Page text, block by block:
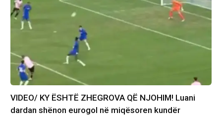
VIDEO/ KY ËSHTË ZHEGROVA QË NJOHIM! Luani
dardan shënon eurogol në miqësoren kundër